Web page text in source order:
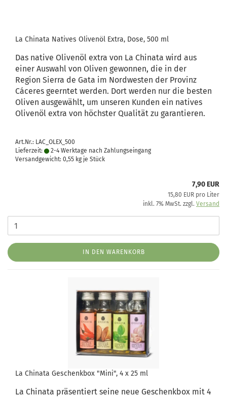
La Chinata Natives Olivenöl Extra, Dose, 500 ml
Das native Olivenöl extra von La Chinata wird aus
einer Auswahl von Oliven gewonnen, die in der
Region Sierra de Gata im Nordwesten der Provinz
Cáceres geerntet werden. Dort werden nur die besten
Oliven ausgewählt, um unseren Kunden ein natives
Olivenöl extra von höchster Qualität zu garantieren.
Art.Nr.: LAC_OLEX_500
Lieferzeit:
2-4 Werktage nach Zahlungseingang
Versandgewicht: 0,55 kg je Stück
7,90 EUR
15,80 EUR pro Liter
inkl. 7% MwSt. zzgl. Versand
IN DEN WARENKORB
La Chinata Geschenkbox "Mini", 4 x 25 ml
La Chinata präsentiert seine neue Geschenkbox mit 4